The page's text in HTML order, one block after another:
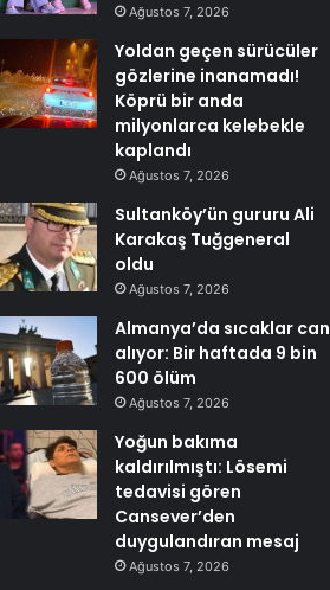
Ağustos 7, 2026
Yoldan geçen sürücüler
gözlerine inanamadı!
Köprü bir anda
milyonlarca kelebekle
kaplandı
Ağustos 7, 2026
Sultanköy’ün gururu Ali
Karakaş Tuğgeneral
oldu
Ağustos 7, 2026
Almanya’da sıcaklar can
alıyor: Bir haftada 9 bin
600 ölüm
Ağustos 7, 2026
Yoğun bakıma
kaldırılmıştı: Lösemi
tedavisi gören
Cansever’den
duygulandıran mesaj
Ağustos 7, 2026